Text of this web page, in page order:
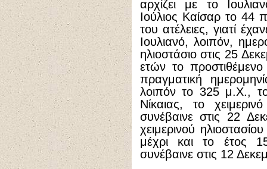
αρχίζει με το
Ιούλιος Καίσαρ το 44
του ατέλειες, γιατί
Ιουλιανό, λοιπόν,
ηλιοστάσιο στις 25
ετών το προστιθέμενο
πραγματική
λοιπόν το 325 μ.Χ.,
Νίκαιας, το
συνέβαινε στις 22
χειμερινού
μέχρι και το έτος
συνέβαινε στις 12